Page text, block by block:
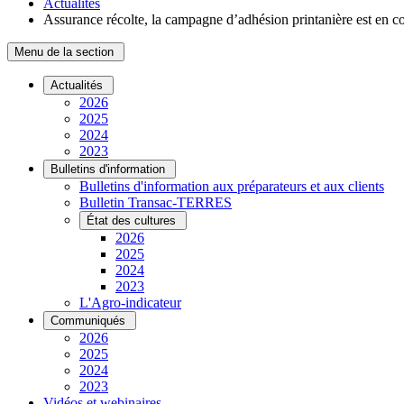
Actualités
Assurance récolte, la campagne d’adhésion printanière est en
Menu de la section
Actualités
2026
2025
2024
2023
Bulletins d'information
Bulletins d'information aux préparateurs et aux clients
Bulletin Transac-TERRES
État des cultures
2026
2025
2024
2023
L'Agro-indicateur
Communiqués
2026
2025
2024
2023